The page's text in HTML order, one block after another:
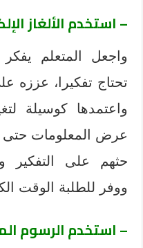
– استخدم الألغاز
واجعل المتعلم
تحتاج تفكيرا، عززه
واعتمدها كوسيلة
عرض المعلومات حتى
حثهم على التفكير
ووفر للطلبة الوقت
– استخدم الرسوم